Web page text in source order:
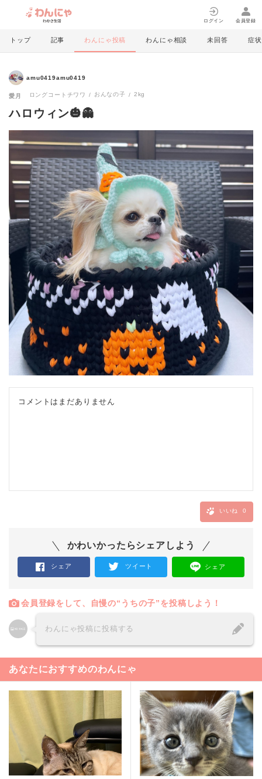
ログイン 会員登録
トップ 記事 わんにゃ投稿 わんにゃ相談 未回答 症状
amu0419amu0419
愛月 ロングコートチワワ おんなの子 2kg
ハロウィン🎃👻
コメントはまだありません
いいね 0
かわいかったらシェアしよう
シェア ツイート シェア
会員登録をして、自慢の“うちの子”を投稿しよう！
わんにゃ投稿に投稿する
あなたにおすすめのわんにゃ